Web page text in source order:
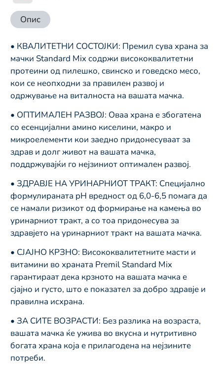
Опис
• КВАЛИТЕТНИ СОСТОЈКИ: Премил сува храна за
мачки Standard Mix содржи висококвалитетни
протеини од пилешко, свинско и говедско месо,
кои се неопходни за правилен развој и
одржување на виталноста на вашата мачка.
• ОПТИМАЛЕН РАЗВОЈ: Оваа храна е збогатена
со есенцијални амино киселини, макро и
микроелементи кои заедно придонесуваат за
здрав и долг живот на вашата мачка,
поддржувајќи го нејзиниот оптимален развој.
• ЗДРАВЈЕ НА УРИНАРНИОТ ТРАКТ: Специјално
формулираната pH вредност од 6,0-6,5 помага да
се намали ризикот од формирање на камења во
уринарниот тракт, а со тоа придонесува за
здравјето на уринарниот тракт на вашата мачка.
• СЈАЈНО КРЗНО: Висококвалитетните масти и
витамини во храната Premil Standard Mix
гарантираат дека крзното на вашата мачка е
сјајно и густо, што е показател за добро здравје и
правилна исхрана.
• ЗА СИТЕ ВОЗРАСТИ: Без разлика на возраста,
вашата мачка ќе ужива во вкусна и нутритивно
богата храна која е прилагодена на нејзините
потреби.